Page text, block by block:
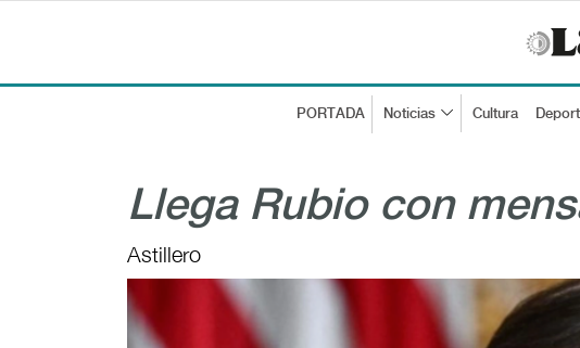
PORTADA Noticias Cultura
Llega Rubio con
Astillero